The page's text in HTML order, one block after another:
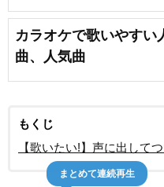
カラオケで歌いやすい
曲、人気曲
もくじ
【歌いたい!】声に出して
まとめて連続再生